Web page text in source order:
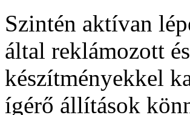
Szintén aktívan
által reklámozott
készítményekkel
ígérő állítások